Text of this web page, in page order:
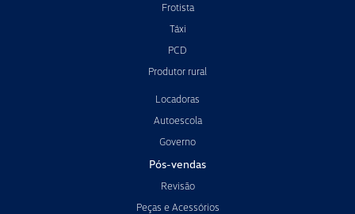
Frotista
Táxi
PCD
Produtor rural
Locadoras
Autoescola
Governo
Pós-vendas
Revisão
Peças e Acessórios